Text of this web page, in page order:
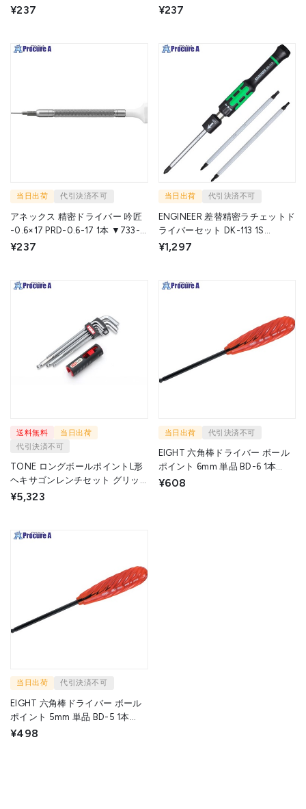
0427
¥237 ▼733-0429
¥237
当日出荷 代引決済不可
アネックス 精密ドライバー 吟匠
-0.6×17 PRD-0.6-17 1本 ▼733-
0426
¥237
当日出荷 代引決済不可
ENGINEER 差替精密ラチェットド
ライバーセット DK-113 1S
▼735-4409
¥1,297
送料無料
当日出荷
代引決済不可
TONE ロングボールポイントL形
ヘキサゴンレンチセット グリッ
¥5,323
当日出荷 代引決済不可
EIGHT 六角棒ドライバー ボール
ポイント 6mm 単品 BD-6 1本
▼811-6209
¥608
当日出荷 代引決済不可
EIGHT 六角棒ドライバー ボール
ポイント 5mm 単品 BD-5 1本
▼811-6208
¥498